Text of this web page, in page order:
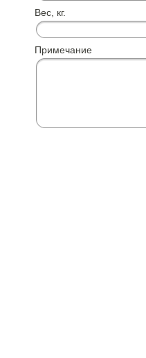
Вес, кг.
Примечание